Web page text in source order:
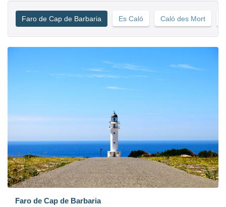
Faro de Cap de Barbaria Es Caló Caló des Mort
Faro de Cap de Barbaria